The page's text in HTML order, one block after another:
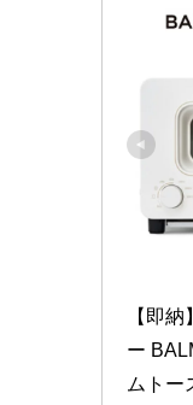
【即
ー
ムトー